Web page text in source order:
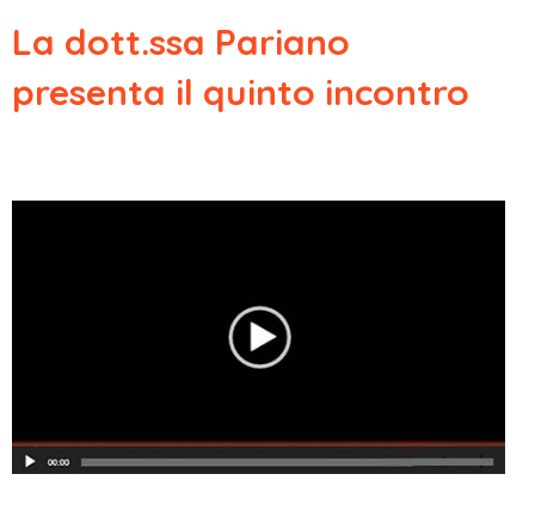
La dott.ssa Pariano
presenta il quinto incontro